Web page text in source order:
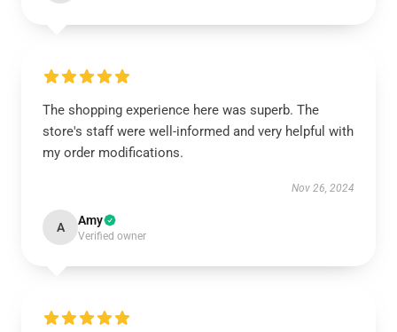
The shopping experience here was superb. The
store's staff were well-informed and very helpful with
my order modifications.
Nov 26, 2024
A Amy
Verified owner